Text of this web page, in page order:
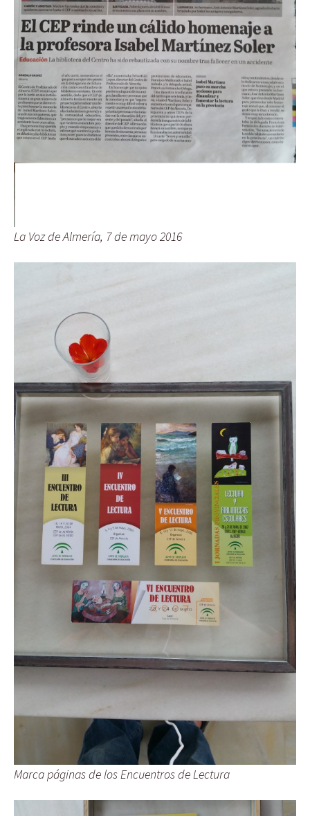
La Voz de Almería, 7 de mayo 2016
Marca páginas de los Encuentros de Lectura